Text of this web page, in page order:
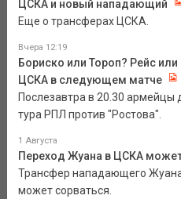
ЦСКА и новый нападающий
Еще о трансферах ЦСКА.
Вчера 12:19
Бориско или Тороп? Рейс
ЦСКА в следующем матче
Послезавтра в 20.30 армейцы
тура РПЛ против "Ростова".
1 Августа
Переход Жуана в ЦСКА
Трансфер нападающего
может сорваться.